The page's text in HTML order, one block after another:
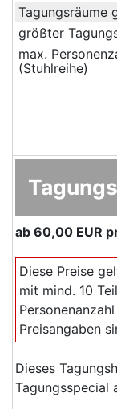
Tagungsräume
größter
max.
(Stuhlreihe)
ab 60,00 EUR
Diese Preise
mit mind. 10
Preisangaben
Dieses
Tagungsspecial